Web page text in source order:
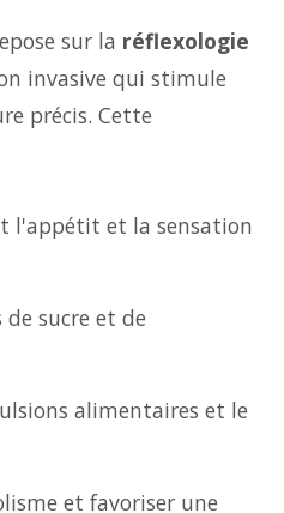
sur la réflexologie
invasive qui stimule
précis. Cette
l'appétit et la sensation
sucre et de
alimentaires et le
et favoriser une